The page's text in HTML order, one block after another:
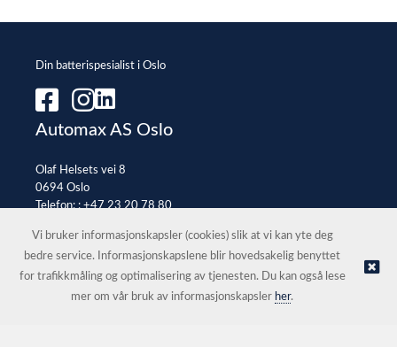
Din batterispesialist i Oslo
Automax AS Oslo
Olaf Helsets vei 8
0694 Oslo
Telefon: :+47 23 20 78 80
© Automax AS Oslo | Nettbutikk levert av Kréatif
Vi bruker informasjonskapsler (cookies) slik at vi kan yte deg
bedre service. Informasjonskapslene blir hovedsakelig benyttet
for trafikkmåling og optimalisering av tjenesten. Du kan også lese
mer om vår bruk av informasjonskapsler her.